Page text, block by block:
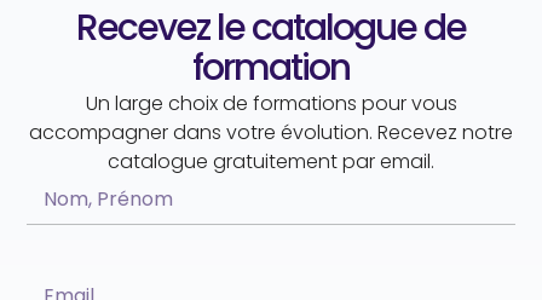
Recevez le catalogue de
formation
Un large choix de formations pour vous
accompagner dans votre évolution. Recevez notre
catalogue gratuitement par email.